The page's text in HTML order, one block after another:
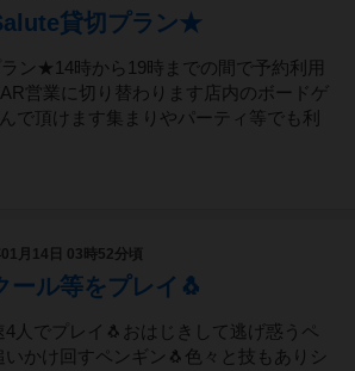
貸切プラン★
ン★14時から19時までの間で予約利用
営業に切り替わります店内のボードゲ
で頂けます集まりやパーティ等でも利
月14日 03時52分頃
ール等をプレイ🐧
4人でプレイ🐧おはじきして逃げ惑うペ
かけ回すペンギン🐧色々と技もありシ